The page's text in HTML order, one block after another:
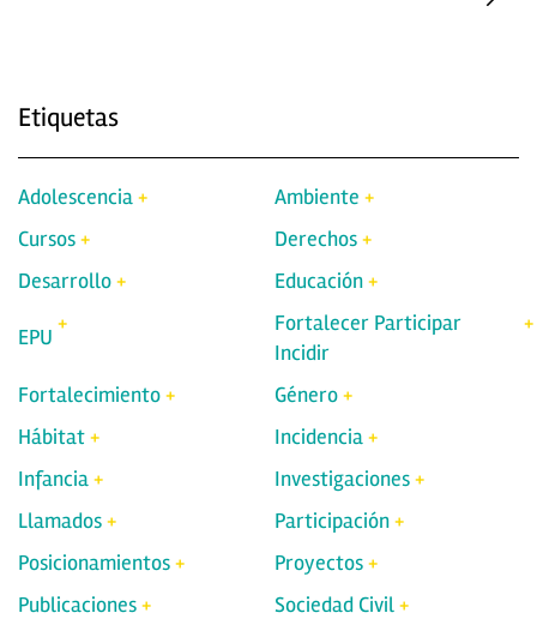
Etiquetas
Adolescencia
Ambiente
Cursos
Derechos
Desarrollo
Educación
EPU
Fortalecer Participar
Incidir
Fortalecimiento
Género
Hábitat
Incidencia
Infancia
Investigaciones
Llamados
Participación
Posicionamientos
Proyectos
Publicaciones
Sociedad Civil